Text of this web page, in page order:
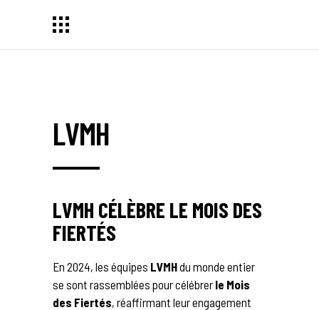
LVMH
LVMH CÉLÈBRE LE MOIS DES
FIERTÉS
En 2024, les équipes LVMHdu monde entier
se sont rassemblées pour célébrer le Mois
des Fiertés, réaffirmant leur engagement